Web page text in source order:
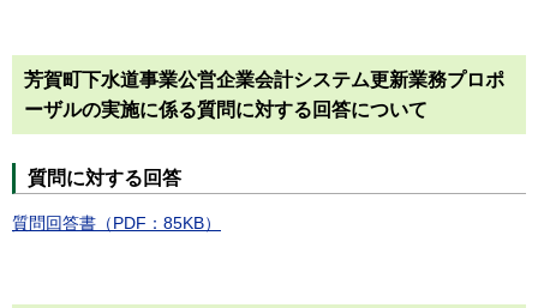
芳賀町下水道事業公営企業会計システム更新業務プロポ
ーザルの実施に係る質問に対する回答について
質問に対する回答
質問回答書（PDF：85KB）